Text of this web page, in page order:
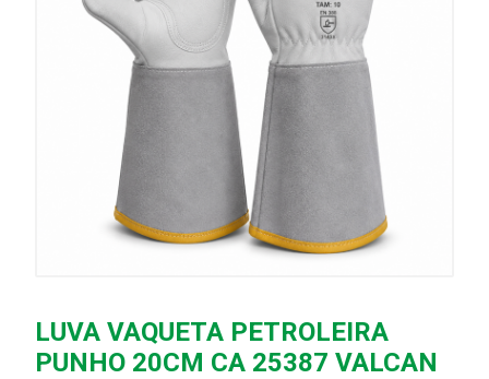
LUVA VAQUETA PETROLEIRA
PUNHO 20CM CA 25387 VALCAN